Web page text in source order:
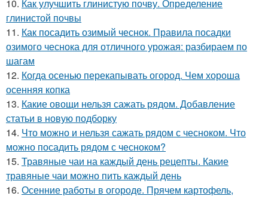
10. Как улучшить глинистую почву. Определение
глинистой почвы
11. Как посадить озимый чеснок. Правила посадки
озимого чеснока для отличного урожая: разбираем по
шагам
12. Когда осенью перекапывать огород. Чем хороша
осенняя копка
13. Какие овощи нельзя сажать рядом. Добавление
статьи в новую подборку
14. Что можно и нельзя сажать рядом с чесноком. Что
можно посадить рядом с чесноком?
15. Травяные чаи на каждый день рецепты. Какие
травяные чаи можно пить каждый день
16. Осенние работы в огороде. Прячем картофель,